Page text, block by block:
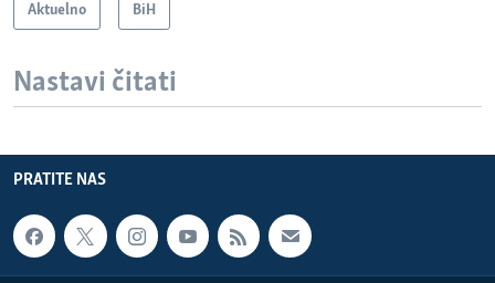
Aktuelno BiH
Nastavi čitati
PRATITE NAS